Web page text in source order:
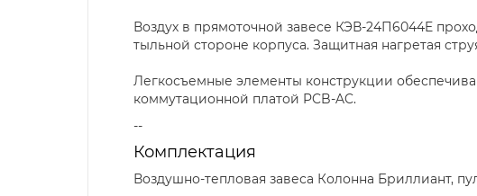
Воздух в прямоточной завесе КЭВ-24П6044E
тыльной стороне корпуса. Защитная нагретая
Легкосъемные элементы конструкции
коммутационной платой PCB-AC.
--
Комплектация
Воздушно-тепловая завеса Колонна Бриллиант,